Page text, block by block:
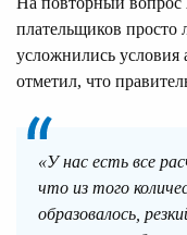
плательщиков просто
усложнились
отметил, что
«У нас есть все
что из того
образовалось,